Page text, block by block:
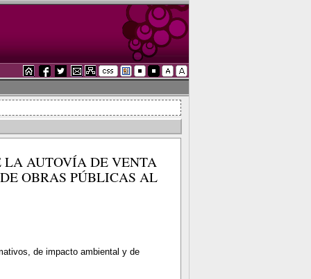
LA AUTOVÍA DE VENTA
OBRAS PÚBLICAS AL
de impacto ambiental y de